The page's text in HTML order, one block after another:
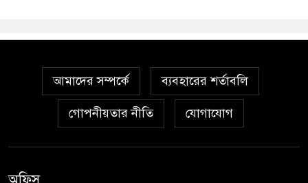
আমাদের সম্পর্কে ব্যবহারের শর্তাবলি
গোপনীয়তার নীতি যোগাযোগ